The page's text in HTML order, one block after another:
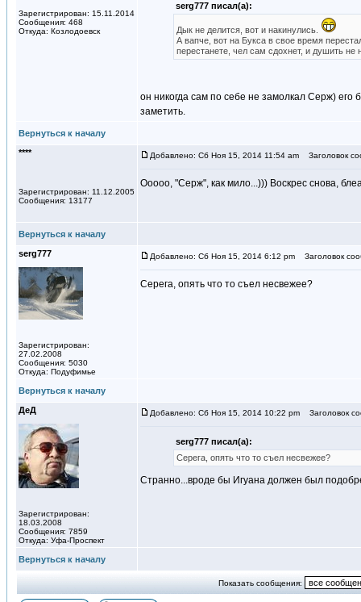
Зарегистрирован: 15.11.2014
Сообщения: 468
Откуда: Козлодоевск
serg777 писал(а):
Дык не делится, вот и накинулись.
А вапче, вот на Букса в свое время
перестанете, чел сам сдохнет, и душить
он никогда сам по себе не замолкал Серж) его
заметить.
Вернуться к началу
****
Зарегистрирован: 11.12.2005
Сообщения: 13177
Добавлено: Сб Ноя 15, 2014 11:54 am Заголовок
Ооооо, "Серж", как мило...))) Воскрес снова,
Вернуться к началу
serg777
Зарегистрирован:
27.02.2008
Сообщения: 5030
Откуда: Подуфимье
Добавлено: Сб Ноя 15, 2014 6:12 pm Заголовок
Серега, опять что то съел несвежее?
Вернуться к началу
ДeД
Зарегистрирован:
18.03.2008
Сообщения: 7859
Откуда: Уфа-Проспект
Добавлено: Сб Ноя 15, 2014 10:22 pm Заголовок
serg777 писал(а):
Серега, опять что то съел несвежее?
Странно...вроде бы Игуана должен был
Вернуться к началу
Показать сообщения: